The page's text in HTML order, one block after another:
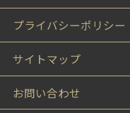
プライバシーポリシー
サイトマップ
お問い合わせ